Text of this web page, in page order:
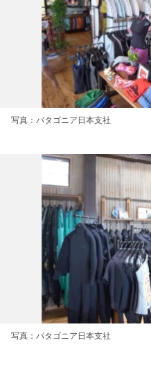
写真：パタゴニア日本支社
写真：パタゴニア日本支社